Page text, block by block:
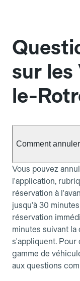
sur
le-
Comment
Vous pouvez
l'application,
réservation à
jusqu'à 30
réservation
minutes suivant la
s'appliquent. Pour
gamme de
aux questions